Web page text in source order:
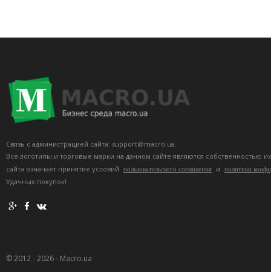
Связь с администрацией сайта: support@macro.ua.
Все логотипы и торговые марки на данном сайте являются собственностью
сайта означает принятие условий
пользовательского соглашения и политики
Удачных покупок!
© 2012 - 2026 - Macro.ua